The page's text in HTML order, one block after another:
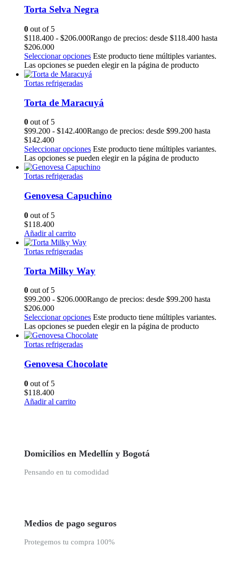
Torta Selva Negra
0 out of 5
$118.400 - $206.000Rango de precios: desde $118.400 hasta
$206.000
Seleccionar opciones Este producto tiene múltiples variantes.
Las opciones se pueden elegir en la página de producto
Tortas refrigeradas
Torta de Maracuyá
0 out of 5
$99.200 - $142.400Rango de precios: desde $99.200 hasta
$142.400
Seleccionar opciones Este producto tiene múltiples variantes.
Las opciones se pueden elegir en la página de producto
Tortas refrigeradas
Genovesa Capuchino
0 out of 5
$118.400
Añadir al carrito
Tortas refrigeradas
Torta Milky Way
0 out of 5
$99.200 - $206.000Rango de precios: desde $99.200 hasta
$206.000
Seleccionar opciones Este producto tiene múltiples variantes.
Las opciones se pueden elegir en la página de producto
Tortas refrigeradas
Genovesa Chocolate
0 out of 5
$118.400
Añadir al carrito
Domicilios en Medellín y Bogotá
Pensando en tu comodidad
Medios de pago seguros
Protegemos tu compra 100%